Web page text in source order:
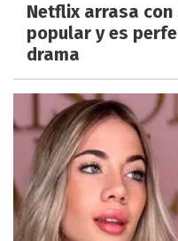
Netflix arrasa
popular y es
drama